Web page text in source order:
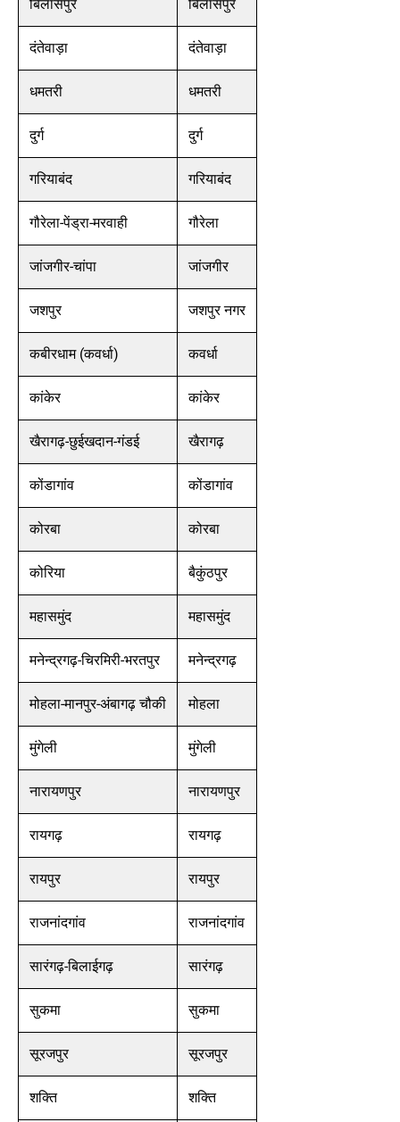
बिलासपुर बिलासपुर
दंतेवाड़ा दंतेवाड़ा
धमतरी धमतरी
दुर्ग दुर्ग
गरियाबंद गरियाबंद
गौरेला-पेंड्रा-मरवाही गौरेला
जांजगीर-चांपा जांजगीर
जशपुर जशपुर नगर
कबीरधाम (कवर्धा) कवर्धा
कांकेर कांकेर
खैरागढ़-छुईखदान-गंडई खैरागढ़
कोंडागांव कोंडागांव
कोरबा कोरबा
कोरिया बैकुंठपुर
महासमुंद महासमुंद
मनेन्द्रगढ़-चिरमिरी-भरतपुर मनेन्द्रगढ़
मोहला-मानपुर-अंबागढ़ चौकी मोहला
मुंगेली मुंगेली
नारायणपुर नारायणपुर
रायगढ़ रायगढ़
रायपुर रायपुर
राजनांदगांव राजनांदगांव
सारंगढ़-बिलाईगढ़ सारंगढ़
सुकमा सुकमा
सूरजपुर सूरजपुर
शक्ति शक्ति